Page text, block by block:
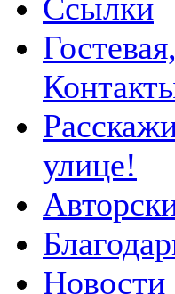
Ссылки
Гостевая,
улице!
Новости